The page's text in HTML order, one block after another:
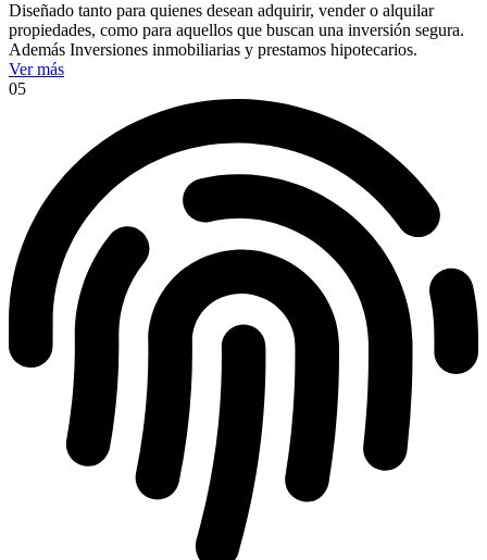
Diseñado tanto para quienes desean adquirir, vender o alquilar
propiedades, como para aquellos que buscan una inversión segura.
Además Inversiones inmobiliarias y prestamos hipotecarios.
Ver más
05